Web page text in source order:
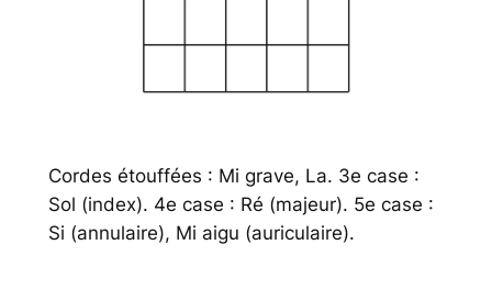
Cordes étouffées : Mi grave, La. 3e case :
Sol (index). 4e case : Ré (majeur). 5e case :
Si (annulaire), Mi aigu (auriculaire).